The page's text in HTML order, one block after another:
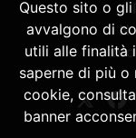
Questo sito o
avvalgono di
utili alle finalità
saperne di più
cookie,
banner